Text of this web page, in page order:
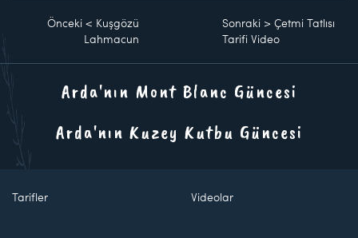
Önceki < Kuşgözü
Lahmacun
Sonraki >Çetmi Tatlısı
Tarifi Video
Arda'nın Mont Blanc Güncesi
Arda'nın Kuzey Kutbu Güncesi
Tarifler Videolar